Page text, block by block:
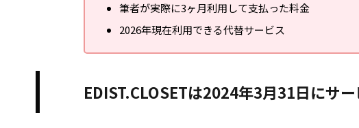
筆者が実際に3ヶ月利用して支払った料金
2026年現在利用できる代替サービス
EDIST.CLOSETは2024年3月31日にサ